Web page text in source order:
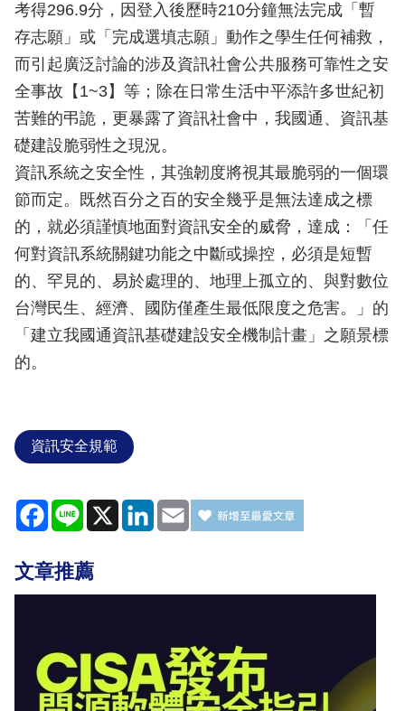
考得296.9分，因登入後歷時210分鐘無法完成「暫
存志願」或「完成選填志願」動作之學生任何補救，
而引起廣泛討論的涉及資訊社會公共服務可靠性之安
全事故【1~3】等；除在日常生活中平添許多世紀初
苦難的弔詭，更暴露了資訊社會中，我國通、資訊基
礎建設脆弱性之現況。
資訊系統之安全性，其強韌度將視其最脆弱的一個環
節而定。既然百分之百的安全幾乎是無法達成之標
的，就必須謹慎地面對資訊安全的威脅，達成：「任
何對資訊系統關鍵功能之中斷或操控，必須是短暫
的、罕見的、易於處理的、地理上孤立的、與對數位
台灣民生、經濟、國防僅產生最低限度之危害。」的
「建立我國通資訊基礎建設安全機制計畫」之願景標
的。
資訊安全規範
Facebook
Line X LinkedIn
Email
文章推薦